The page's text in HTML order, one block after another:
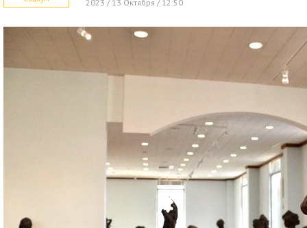
2023 / 13 Октября / 12:50